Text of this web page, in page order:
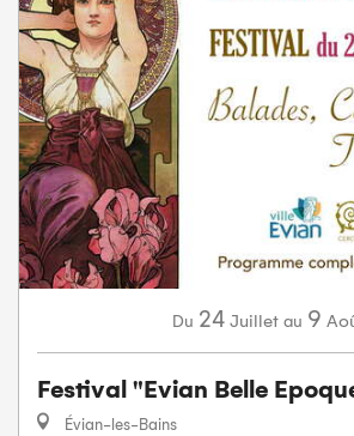
Du 24 Juillet au 9
Festival "Evian Belle
Évian-les-Bains